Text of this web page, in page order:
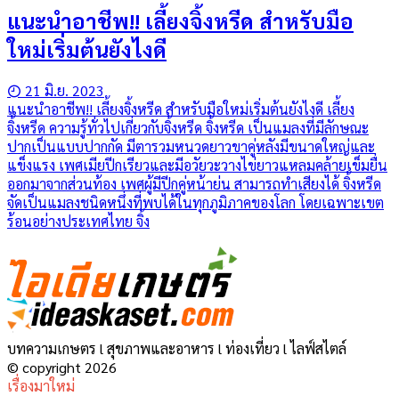
แนะนำอาชีพ!! เลี้ยงจิ้งหรีด สำหรับมือ
ใหม่เริ่มต้นยังไงดี
21 มิ.ย. 2023
แนะนำอาชีพ!! เลี้ยงจิ้งหรีด สำหรับมือใหม่เริ่มต้นยังไงดี เลี้ยง
จิ้งหรีด ความรู้ทั่วไปเกี่ยวกับจิ้งหรีด จิ้งหรีด เป็นแมลงที่มีลักษณะ
ปากเป็นแบบปากกัด มีตารวมหนวดยาวขาคู่หลังมีขนาดใหญ่และ
แข็งแรง เพศเมียปีกเรียวและมีอวัยวะวางไข่ยาวแหลมคล้ายเข็มยื่น
ออกมาจากส่วนท้อง เพศผู้มีปีกคู่หน้าย่น สามารถทำเสียงได้ จิ้งหรีด
จัดเป็นแมลงชนิดหนึ่งที่พบได้ในทุกภูมิภาคของโลก โดยเฉพาะเขต
ร้อนอย่างประเทศไทย จิ้ง
บทความเกษตร l สุขภาพและอาหาร l ท่องเที่ยว l ไลฟ์สไตล์
© copyright 2026
เรื่องมาใหม่